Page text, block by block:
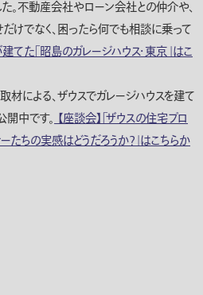
た。不動産会社やローン会社との仲介や、
けでなく、困ったら何でも相談に乗って
てた「昭島のガレージハウス・東京」はこ
材による、ザウスでガレージハウスを建て
中です。 【座談会】「ザウスの住宅プロ
たちの実感はどうだろうか？」はこちらか